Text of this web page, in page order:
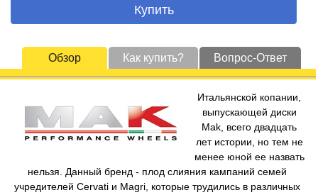
Купить
Обзор Как купить? Вопрос-Ответ
Итальянской копании,
выпускающей диски
Mak, всего двадцать
лет истории, но тем не
менее юной ее назвать
нельзя. Данный бренд - плод слияния кампаний семей
учредителей Cervati и Magri, которые трудились в различных